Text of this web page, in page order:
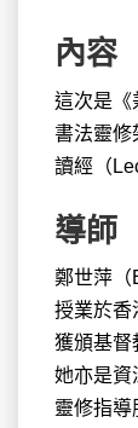
內容
這次是《
書法靈修
讀經（
導師
鄭世萍（
授業於香
獲頒基督
她亦是資
靈修指導